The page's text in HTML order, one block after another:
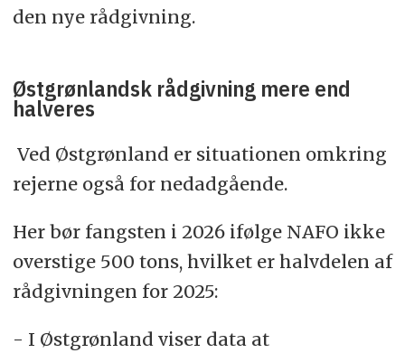
den nye rådgivning.
Østgrønlandsk rådgivning mere end
halveres
Ved Østgrønland er situationen omkring
rejerne også for nedadgående.
Her bør fangsten i 2026 ifølge NAFO ikke
overstige 500 tons, hvilket er halvdelen af
rådgivningen for 2025:
- I Østgrønland viser data at